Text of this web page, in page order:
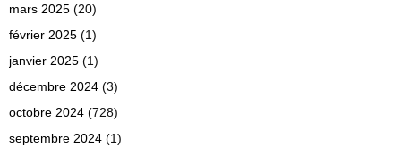
mars 2025 (20)
février 2025 (1)
janvier 2025 (1)
décembre 2024 (3)
octobre 2024 (728)
septembre 2024 (1)